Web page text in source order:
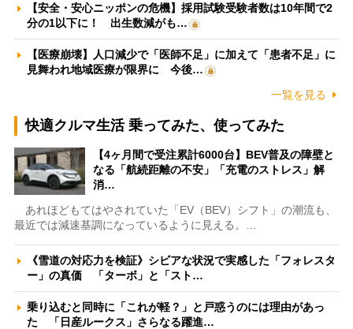
【安全・安心ニッポンの危機】採用試験受験者数は10年間で2
分の1以下に！ 出生数減がも…
【医療崩壊】人口減少で「医師不足」に加えて「患者不足」に
見舞われ地域医療が限界に 今後…
一覧を見る
快適クルマ生活 乗ってみた、使ってみた
【4ヶ月間で受注累計6000台】BEV普及の障壁と
なる「航続距離の不安」「充電のストレス」解
消…
あれほどもてはやされていた「EV（BEV）シフト」の潮流も、
最近では減速基調になっているように見える。…
《雪道の対応力を検証》シビアな状況で実感した「フォレスタ
ー」の真価 「ターボ」と「スト…
乗り込むと同時に「これが軽？」と戸惑うのには理由があっ
た 「日産ルークス」さらなる躍進…